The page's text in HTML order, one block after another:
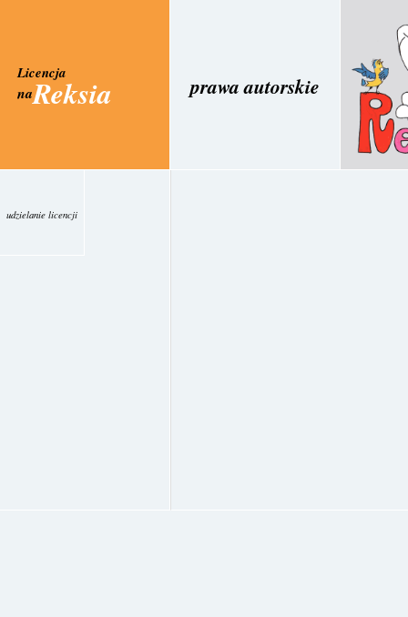
Licencja
naReksia prawa autorskie
udzielanie licencji